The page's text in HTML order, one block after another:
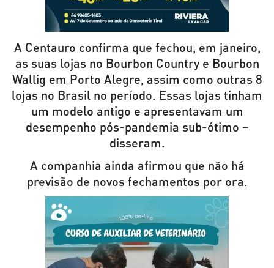
A Centauro confirma que fechou, em janeiro,
as suas lojas no Bourbon Country e Bourbon
Wallig em Porto Alegre, assim como outras 8
lojas no Brasil no período. Essas lojas tinham
um modelo antigo e apresentavam um
desempenho pós-pandemia sub-ótimo –
disseram.
A companhia ainda afirmou que não há
previsão de novos fechamentos por ora.